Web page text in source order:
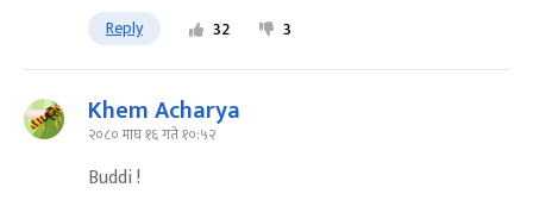
Reply 32 3
Khem Acharya
२०८० माघ १६ गते १०:५२
Buddi !